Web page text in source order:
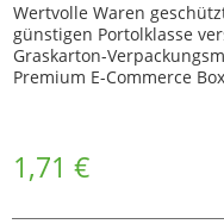
Wertvolle Waren
günstigen Portolklasse
Graskarton-
Premium E-Commerce
1,71 €